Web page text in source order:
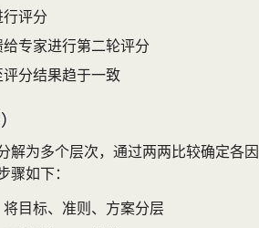
评分
专家进行第二轮评分
分结果趋于一致
解为多个层次，通过两两比较确定各因
骤如下：
目标、准则、方案分层